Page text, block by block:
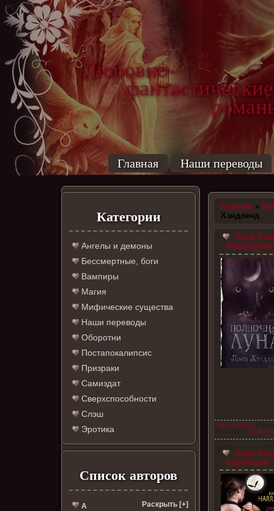
Любовно-
фантастические
Главная Наши переводы
Категории
Ангелы и демоны
Бессмертные, боги
Вампиры
Магия
Мифические существа
Наши переводы
Оборотни
Постапокалипсис
Призраки
Самиздат
Сверхспособности
Слэш
Эротика
Список авторов
А Раскрыть [+]
Главная »
Хэндленд
Лори
Лори Хэндленд
Лори
мертвецом